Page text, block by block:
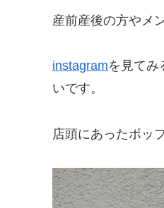
産前産後の方やメ
instagramを見てみ
いです。
店頭にあったポッ